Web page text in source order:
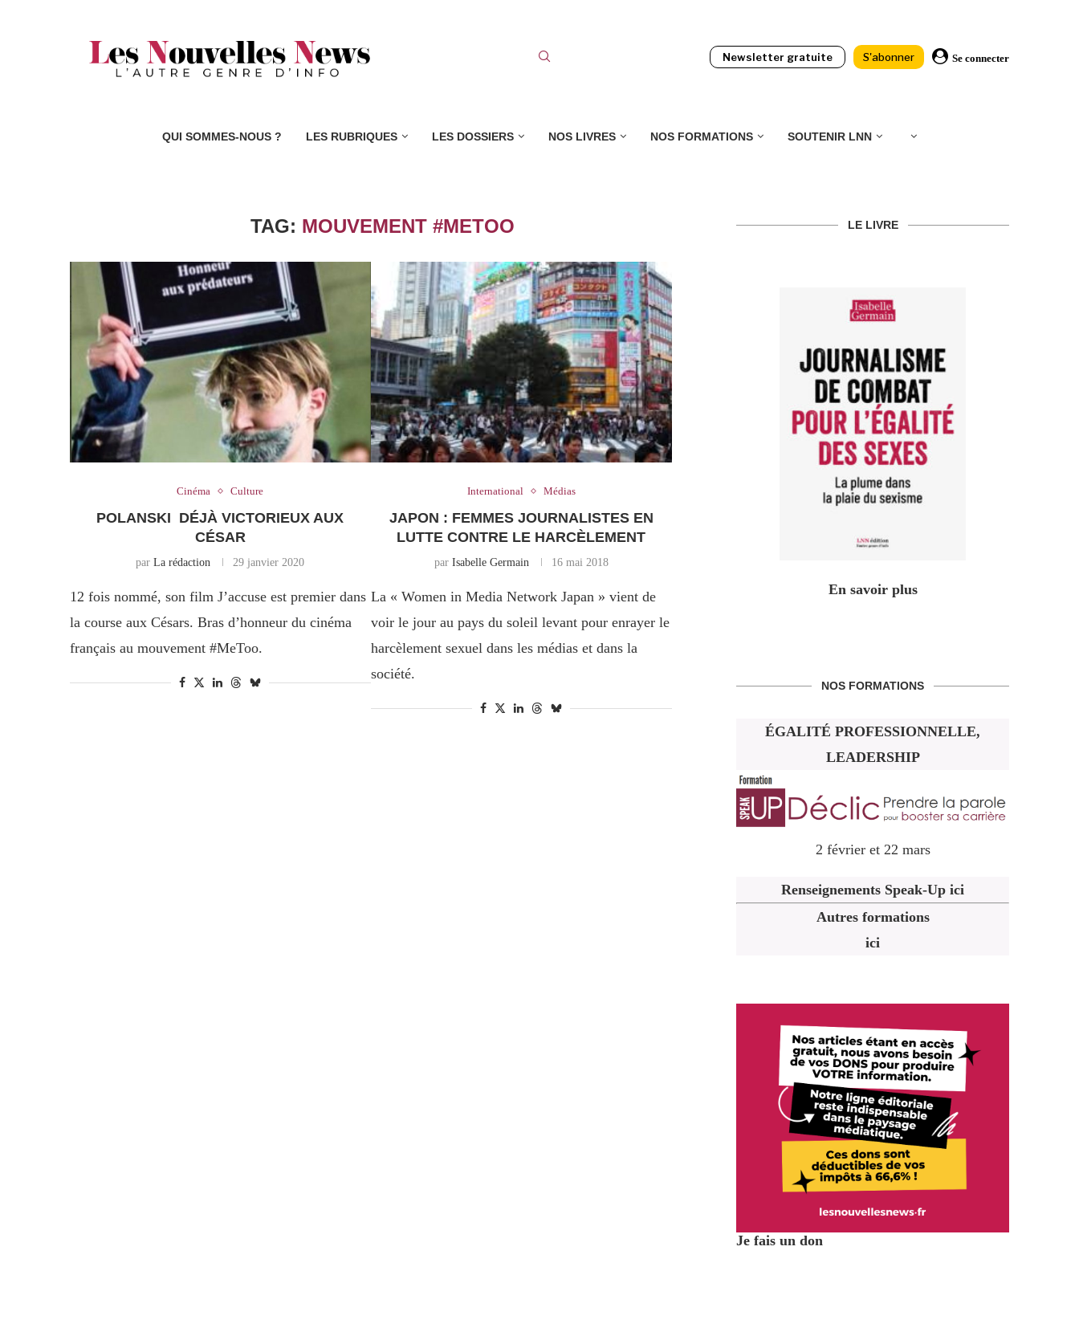
Newsletter gratuite S'abonner Se connecter
QUI SOMMES-NOUS ? LES RUBRIQUES LES DOSSIERS NOS LIVRES NOS FORMATIONS SOUTENIR LNN
TAG: MOUVEMENT #METOO
Cinéma Culture
POLANSKI DÉJÀ VICTORIEUX AUX
CÉSAR
parLa rédaction 29 janvier 2020
12 fois nommé, son film J’accuse est premier dans
la course aux Césars. Bras d’honneur du cinéma
français au mouvement #MeToo.
International Médias
JAPON : FEMMES JOURNALISTES EN
LUTTE CONTRE LE HARCÈLEMENT
par Isabelle Germain 16 mai 2018
La « Women in Media Network Japan » vient de
voir le jour au pays du soleil levant pour enrayer le
harcèlement sexuel dans les médias et dans la
société.
LE LIVRE
En savoir plus
NOS FORMATIONS
ÉGALITÉ PROFESSIONNELLE,
LEADERSHIP
2 février et 22 mars
Renseignements Speak-Up ici
Autres formations
ici
Je fais un don